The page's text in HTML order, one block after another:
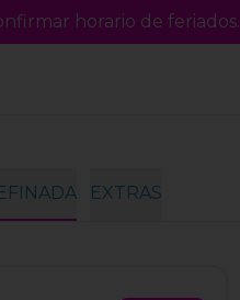
horario de feriados.
EXTRAS